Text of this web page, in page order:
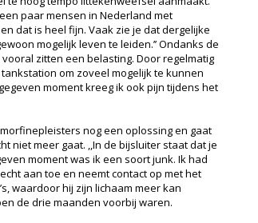
paar mensen in Nederland met
dat is heel fijn. Vaak zie je dat dergelijke
mogelijk leven te leiden.’’ Ondanks de
zitten een belasting. Door regelmatig
om zoveel mogelijk te kunnen
moment kreeg ik ook pijn tijdens het
nog een oplossing en gaat
niet meer gaat. ,,In de bijsluiter staat dat je
moment was ik een soort junk. Ik had
aan toe en neemt contact op met het
waardoor hij zijn lichaam meer kan
de drie maanden voorbij waren.